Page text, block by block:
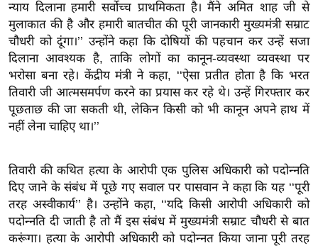
सा
हि
त्य
ज
ग
त
ऑ
व
र्ल्ड
न्यू
ज
ब्री
न्याय दिलाना हमारी सर्वोच्च प्राथमिकता है। मैंने अमित शाह जी से
मुलाकात की है और हमारी बातचीत की पूरी जानकारी मुख्यमंत्री सम्राट
चौधरी को दूंगा।’’ उन्होंने कहा कि दोषियों की पहचान कर उन्हें सजा
दिलाना आवश्यक है, ताकि लोगों का कानून-व्यवस्था व्यवस्था पर
भरोसा बना रहे। केंद्रीय मंत्री ने कहा, ‘‘ऐसा प्रतीत होता है कि भरत
तिवारी जी आत्मसमर्पण करने का प्रयास कर रहे थे। उन्हें गिरफ्तार कर
पूछताछ की जा सकती थी, लेकिन किसी को भी कानून अपने हाथ में
नहीं लेना चाहिए था।’’
तिवारी की कथित हत्या के आरोपी एक पुलिस अधिकारी को पदोन्नति
दिए जाने के संबंध में पूछे गए सवाल पर पासवान ने कहा कि यह ‘‘पूरी
तरह अस्वीकार्य’’ है। उन्होंने कहा, ‘‘यदि किसी आरोपी अधिकारी को
पदोन्नति दी जाती है तो मैं इस संबंध में मुख्यमंत्री सम्राट चौधरी से बात
करूंगा। हत्या के आरोपी अधिकारी को पदोन्नत किया जाना पूरी तरह